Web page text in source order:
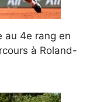
au 4e rang en
à Roland-